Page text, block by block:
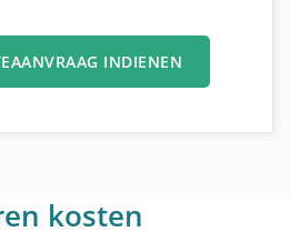
INDIENEN
kosten